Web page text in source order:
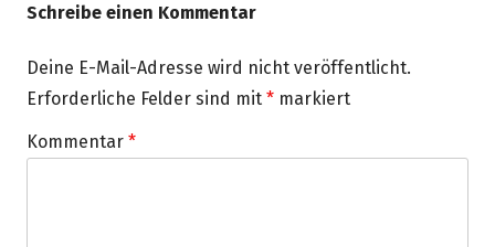
Schreibe einen Kommentar
Deine E-Mail-Adresse wird nicht veröffentlicht.
Erforderliche Felder sind mit * markiert
Kommentar *